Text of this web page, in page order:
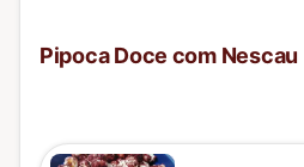
Pipoca Doce com Nescau